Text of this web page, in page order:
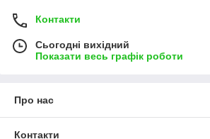
Контакти
Сьогодні вихідний
Показати весь графік роботи
Про нас
Контакти